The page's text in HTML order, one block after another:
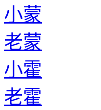
小蒙
老蒙
小霍
老霍